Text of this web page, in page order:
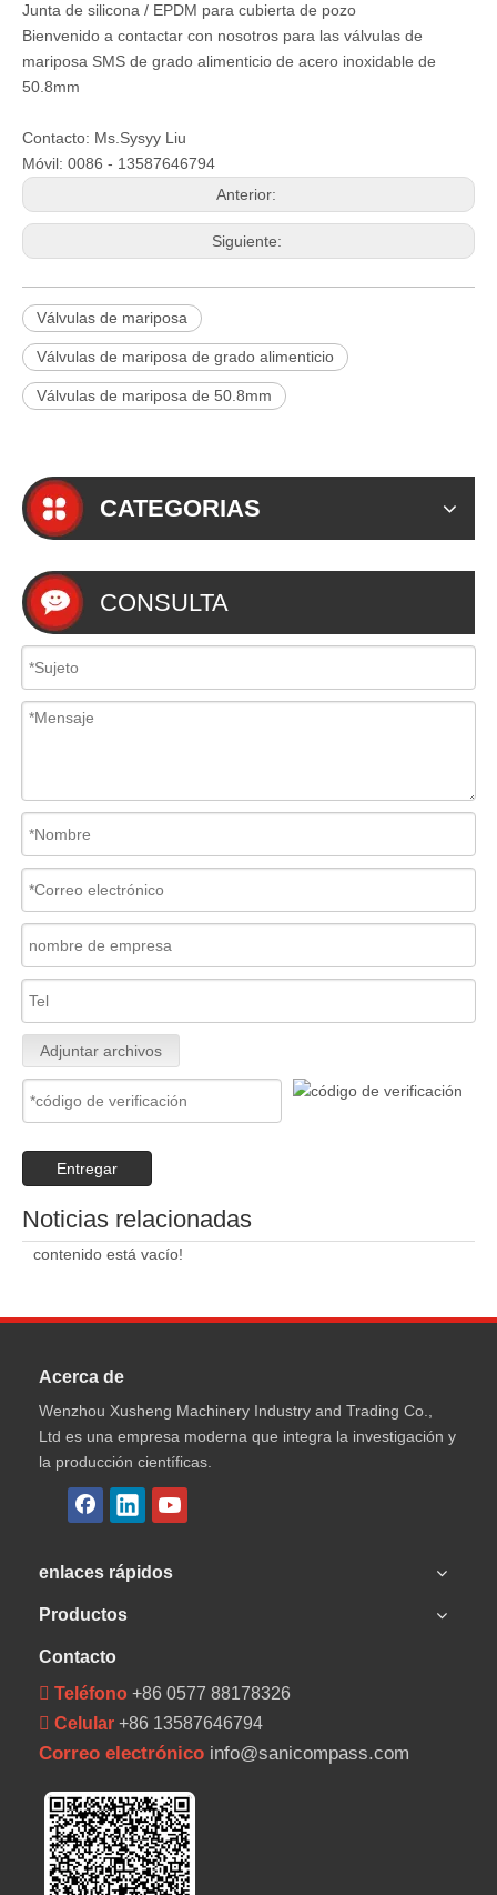
Junta de silicona / EPDM para cubierta de pozo
Bienvenido a contactar con nosotros para las válvulas de
mariposa SMS de grado alimenticio de acero inoxidable de
50.8mm
Contacto: Ms.Sysyy Liu
Móvil: 0086 - 13587646794
Anterior:
Siguiente:
Válvulas de mariposa
Válvulas de mariposa de grado alimenticio
Válvulas de mariposa de 50.8mm
CATEGORIAS
CONSULTA
Adjuntar archivos
Entregar
Noticias relacionadas
contenido está vacío!
Acerca de
Wenzhou Xusheng Machinery Industry and Trading Co.,
Ltd es una empresa moderna que integra la investigación y
la producción científicas.
enlaces rápidos
Productos
Contacto
 Teléfono +86 0577 88178326
 Celular +86 13587646794
Correo electrónico info@sanicompass.com